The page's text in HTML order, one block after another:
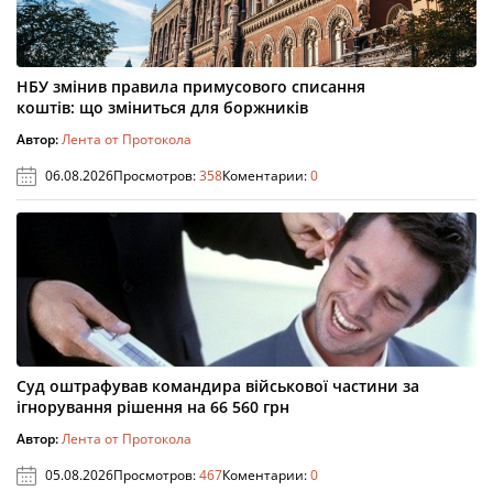
НБУ змінив правила примусового списання
коштів: що зміниться для боржників
Автор:Лента от Протокола
06.08.2026Просмотров:358Коментарии:0
Суд оштрафував командира військової частини за
ігнорування рішення на 66 560 грн
Автор:Лента от Протокола
05.08.2026Просмотров:467Коментарии:0